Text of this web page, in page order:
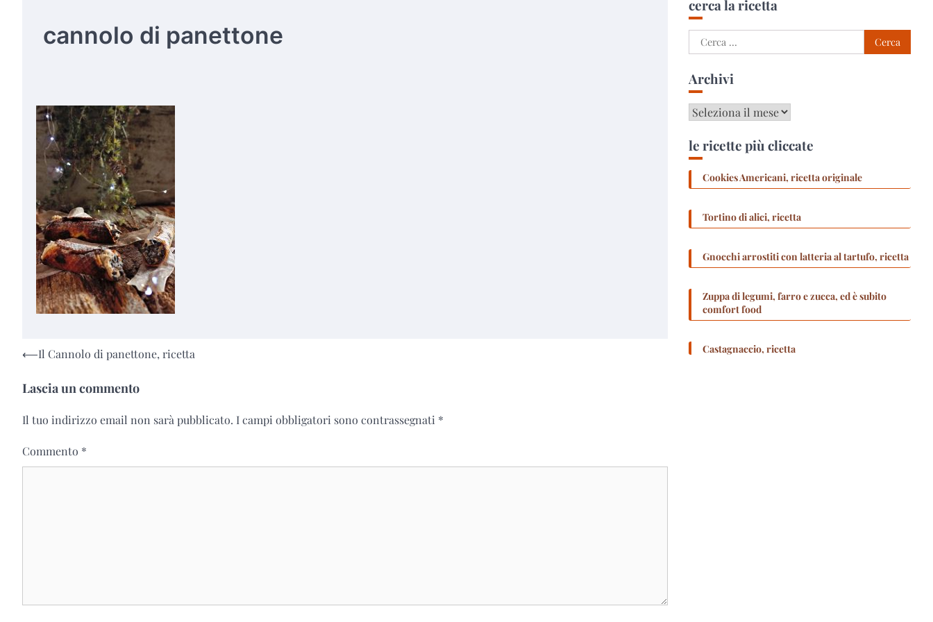
cannolo di panettone
Navigazione
⟵Il Cannolo di panettone, ricetta
Lascia un commento
Il tuo indirizzo email non sarà pubblicato. I campi obbligatori sono contrassegnati *
Commento *
cerca la ricetta
Ricerca
per:
Archivi
Archivi
le ricette più cliccate
Cookies Americani, ricetta originale
Tortino di alici, ricetta
Gnocchi arrostiti con latteria al tartufo, ricetta
Zuppa di legumi, farro e zucca, ed è subito
comfort food
Castagnaccio, ricetta